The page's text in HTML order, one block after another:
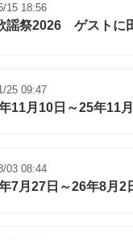
15 18:56
謡祭2026 ゲストに
25 09:47
11月10日～25年11月
03 08:44
7月27日～26年8月2